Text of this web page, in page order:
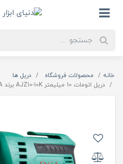
خانه محصولات فروشگاه
دریل ها
دریل اتومات 10 میلیمتر AJZ10-10K برند DCA